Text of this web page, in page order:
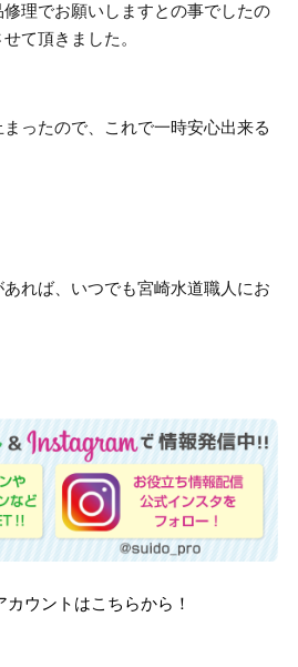
理でお願いしますとの事でしたの
て頂きました。
ったので、これで一時安心出来る
れば、いつでも宮崎水道職人にお
ウントはこちらから！